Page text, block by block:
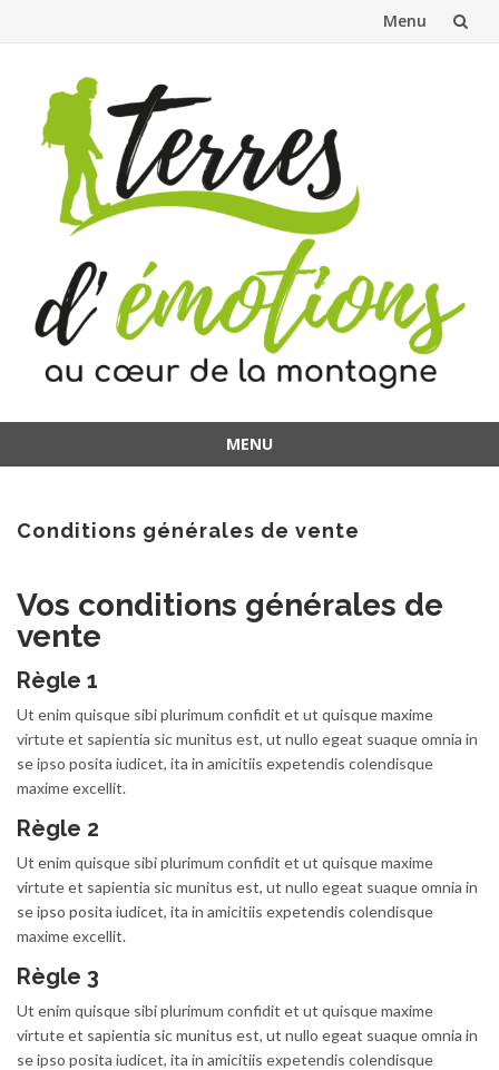
Menu
contenu
MENU
contenu
Conditions générales de vente
Vos conditions générales de
vente
Règle 1
Ut enim quisque sibi plurimum confidit et ut quisque maxime
virtute et sapientia sic munitus est, ut nullo egeat suaque omnia in
se ipso posita iudicet, ita in amicitiis expetendis colendisque
maxime excellit.
Règle 2
Ut enim quisque sibi plurimum confidit et ut quisque maxime
virtute et sapientia sic munitus est, ut nullo egeat suaque omnia in
se ipso posita iudicet, ita in amicitiis expetendis colendisque
maxime excellit.
Règle 3
Ut enim quisque sibi plurimum confidit et ut quisque maxime
virtute et sapientia sic munitus est, ut nullo egeat suaque omnia in
se ipso posita iudicet, ita in amicitiis expetendis colendisque